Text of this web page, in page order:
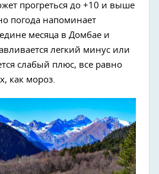
прогреться до +10 и выше
погода напоминает
месяца в Домбае и
легкий минус или
слабый плюс, все равно
как мороз.